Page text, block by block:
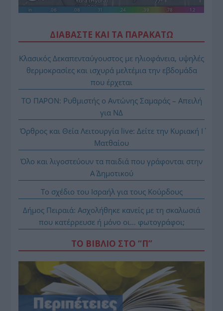
ΔΙΑΒΑΣΤΕ ΚΑΙ ΤΑ ΠΑΡΑΚΑΤΩ
Κλασικός Δεκαπενταύγουστος με ηλιοφάνεια, υψηλές
θερμοκρασίες και ισχυρά μελτέμια την εβδομάδα
που έρχεται
ΤΟ ΠΑΡΟΝ: Ρυθμιστής ο Αντώνης Σαμαράς – Απειλή
για ΝΔ
Όρθρος και Θεία Λειτουργία live: Δείτε την Κυριακή Ι΄
Ματθαίου
Όλο και λιγοστεύουν τα παιδιά που γράφονται στην
Α΄ Δημοτικού
Το σχέδιο του Ισραήλ για τους Κούρδους
Δήμος Πειραιά: Ασχολήθηκε κανείς με τη σκαλωσιά
που κατέρρευσε ή μόνο οι… φωτογράφοι;
ΤΟ ΒΙΒΛΙΟ ΣΤΟ “Π”